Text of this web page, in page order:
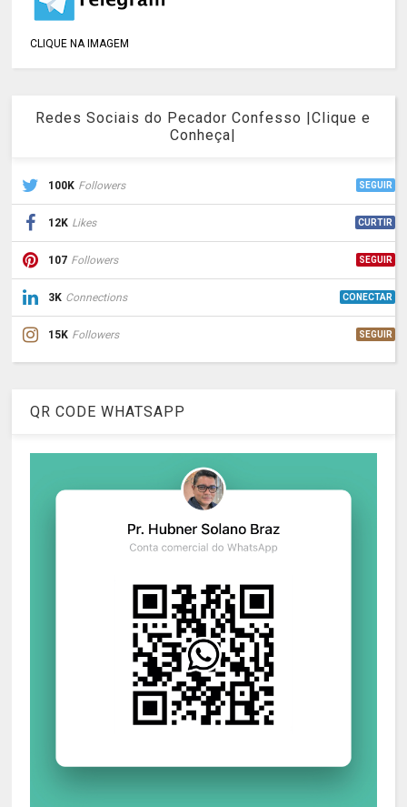
CLIQUE NA IMAGEM
Redes Sociais do Pecador Confesso |Clique e
Conheça|
100K Followers SEGUIR
12K Likes CURTIR
107 Followers SEGUIR
3K Connections CONECTAR
15K Followers SEGUIR
QR CODE WHATSAPP